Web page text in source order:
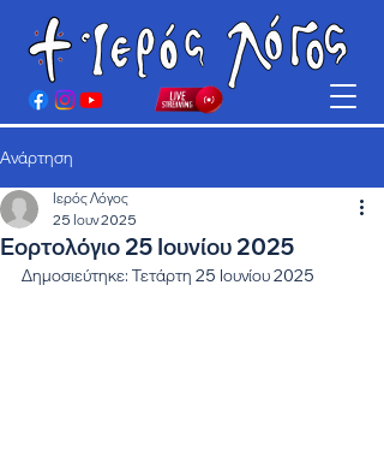
Ανάρτηση
Εορτολόγιο 25 Ιουνίου 2025
Ιερός Λόγος
25 Ιουν 2025
Δημοσιεύτηκε: Τετάρτη 25 Ιουνίου 2025